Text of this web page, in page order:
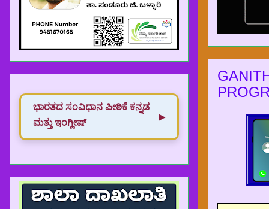
ಭಾರತದ ಸಂವಿಧಾನ‌ ಪೀಠಿಕೆ ಕನ್ನಡ
ಮತ್ತು ಇಂಗ್ಲೀಷ್
▶